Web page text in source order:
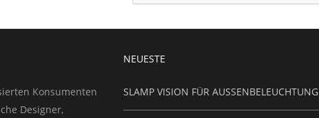
Konsumenten
Designer,
NEUESTE
SLAMP VISION FÜR AUSSENBELEUCHTUNG